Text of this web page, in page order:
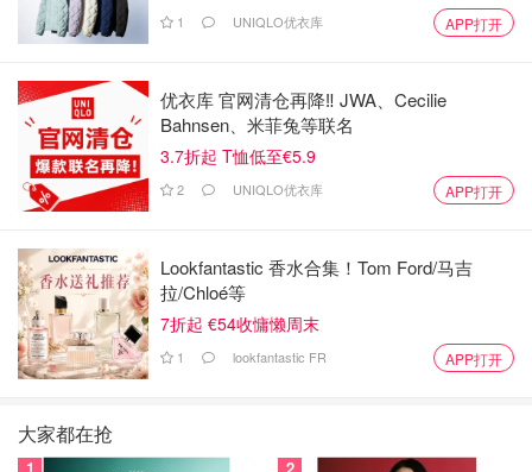
1 UNIQLO优衣库 APP打开
优衣库 官网清仓再降‼️ JWA、Cecilie
Bahnsen、米菲兔等联名
3.7折起 T恤低至€5.9
2 UNIQLO优衣库 APP打开
Lookfantastic 香水合集！Tom Ford/马吉
拉/Chloé等
7折起 €54收慵懒周末
1 lookfantastic FR APP打开
大家都在抢
1 2